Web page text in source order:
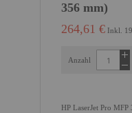
356 mm)
264,61 € Inkl.
Anzahl
HP LaserJet Pro